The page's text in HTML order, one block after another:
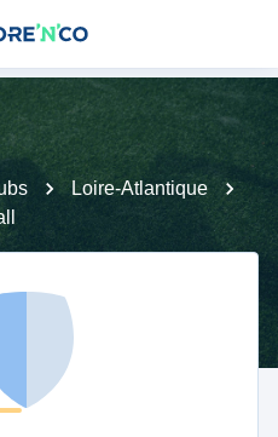
Loire-Atlantique